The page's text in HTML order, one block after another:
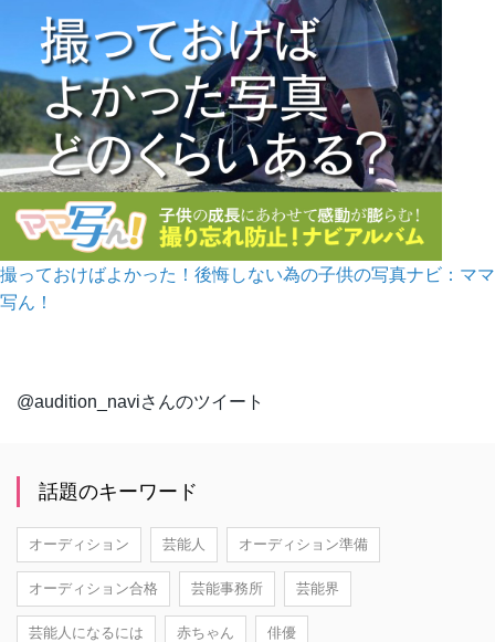
撮っておけばよかった！後悔しない為の子供の写真ナビ：ママ
写ん！
@audition_naviさんのツイート
話題のキーワード
オーディション 芸能人 オーディション準備
オーディション合格 芸能事務所 芸能界
芸能人になるには 赤ちゃん 俳優